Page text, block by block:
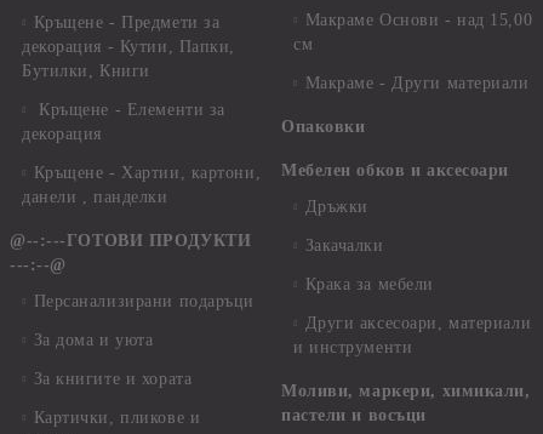
Кръщене - Предмети за
декорация - Кутии, Папки,
Бутилки, Книги
Кръщене - Елементи за
декорация
Кръщене - Хартии, картони,
данели , панделки
@--:---ГОТОВИ ПРОДУКТИ
---:--@
Персанализирани подаръци
За дома и уюта
За книгите и хората
Картички, пликове и
Макраме Основи - над 15,00
см
Макраме - Други материали
Опаковки
Мебелен обков и аксесоари
Дръжки
Закачалки
Крака за мебели
Други аксесоари, материали
и инструменти
Моливи, маркери, химикали,
пастели и восъци